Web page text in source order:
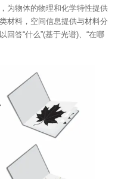
为物体的物理和化学特性提供
材料，空间信息提供与材料分
答“什么”(基于光谱)、“在哪